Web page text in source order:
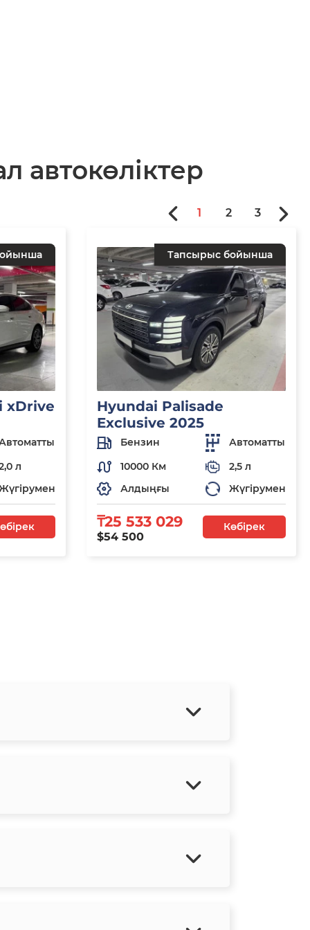
автокөліктер
xDrive
л
Тапсырыс бойынша
Hyundai Palisade
Exclusive 2025
Бензин
Автоматты
10000 Км
2,5 л
Алдыңғы
Жүгірумен
₸25 533 029
$54 500
Көбірек
1 2 3